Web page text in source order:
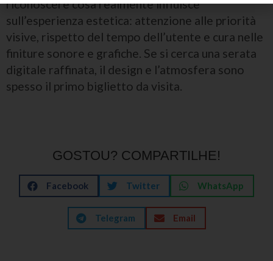
riconoscere cosa realmente influisce
sull’esperienza estetica: attenzione alle priorità
visive, rispetto del tempo dell’utente e cura nelle
finiture sonore e grafiche. Se si cerca una serata
digitale raffinata, il design e l’atmosfera sono
spesso il primo biglietto da visita.
GOSTOU? COMPARTILHE!
Facebook Twitter WhatsApp
Telegram Email